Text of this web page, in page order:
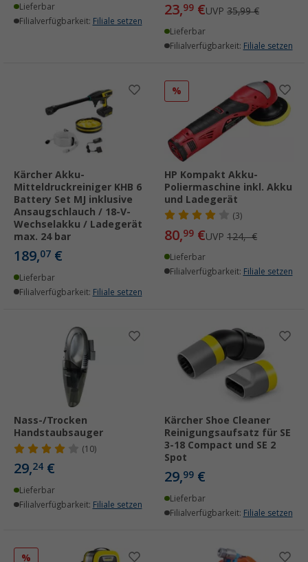
Lieferbar
Filialverfügbarkeit: Filiale setzen
23,99 €UVP 35,99 €
Lieferbar
Filialverfügbarkeit: Filiale setzen
Kärcher Akku-
Mitteldruckreiniger KHB 6
Battery Set MJ inklusive
Ansaugschlauch / 18-V-
Wechselakku / Ladegerät
max. 24 bar
189,07 €
Lieferbar
Filialverfügbarkeit: Filiale setzen
%
HP Kompakt Akku-
Poliermaschine inkl. Akku
und Ladegerät
(3)
80,99 €UVP 124,- €
Lieferbar
Filialverfügbarkeit: Filiale setzen
Nass-/Trocken
Handstaubsauger
(10)
29,24 €
Lieferbar
Filialverfügbarkeit: Filiale setzen
Kärcher Shoe Cleaner
Reinigungsaufsatz für SE
3-18 Compact und SE 2
Spot
29,99 €
Lieferbar
Filialverfügbarkeit: Filiale setzen
%